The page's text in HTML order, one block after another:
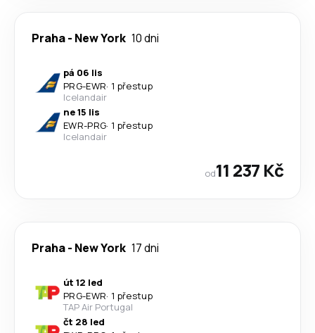
Praha- New York 10 dni
pá 06 lis
PRG-EWR· 1 přestup
Icelandair
ne 15 lis
EWR-PRG· 1 přestup
Icelandair
od11 237 Kč
Praha- New York 17 dni
út 12 led
PRG-EWR· 1 přestup
TAP Air Portugal
čt 28 led